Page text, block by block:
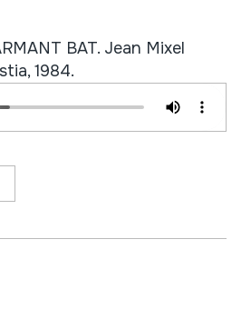
BAT. Jean Mixel
1984.